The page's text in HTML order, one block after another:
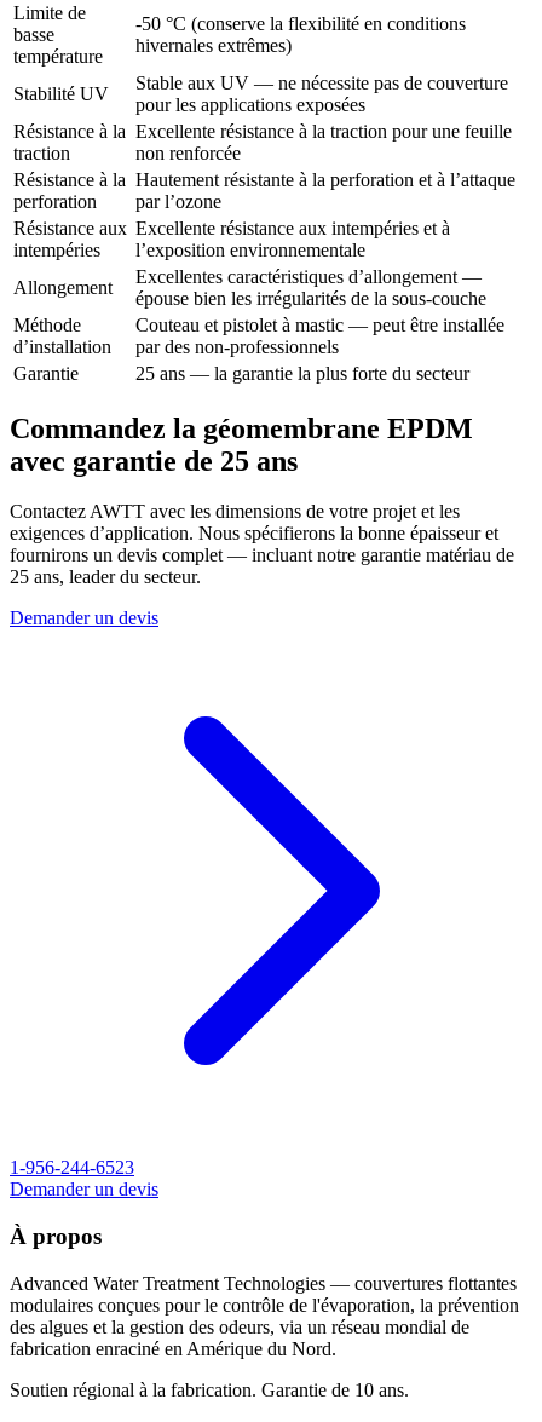
Limite de
basse
température
-50 °C (conserve la flexibilité en conditions
hivernales extrêmes)
Stabilité UV
Stable aux UV — ne nécessite pas de couverture
pour les applications exposées
Résistance à la
traction
Excellente résistance à la traction pour une feuille
non renforcée
Résistance à la
perforation
Hautement résistante à la perforation et à l’attaque
par l’ozone
Résistance aux
intempéries
Excellente résistance aux intempéries et à
l’exposition environnementale
Allongement
Excellentes caractéristiques d’allongement —
épouse bien les irrégularités de la sous-couche
Méthode
d’installation
Couteau et pistolet à mastic — peut être installée
par des non-professionnels
Garantie
25 ans — la garantie la plus forte du secteur
Commandez la géomembrane EPDM
avec garantie de 25 ans
Contactez AWTT avec les dimensions de votre projet et les
exigences d’application. Nous spécifierons la bonne épaisseur et
fournirons un devis complet — incluant notre garantie matériau de
25 ans, leader du secteur.
Demander un devis
1-956-244-6523
Demander un devis
À propos
Advanced Water Treatment Technologies — couvertures flottantes
modulaires conçues pour le contrôle de l'évaporation, la prévention
des algues et la gestion des odeurs, via un réseau mondial de
fabrication enraciné en Amérique du Nord.
Soutien régional à la fabrication. Garantie de 10 ans.